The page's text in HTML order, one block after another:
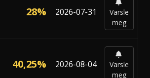
28% 2026-07-31
Varsle
meg
40,25% 2026-08-04
Varsle
meg